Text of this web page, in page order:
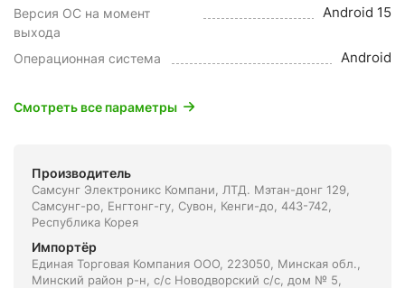
Версия ОС на момент
выхода
Android 15
Операционная система Android
Смотреть все параметры
Производитель
Самсунг Электроникс Компани, ЛТД. Мэтан-донг 129,
Самсунг-ро, Енгтонг-гу, Сувон, Кенги-до, 443-742,
Республика Корея
Импортёр
Единая Торговая Компания ООО, 223050, Минская обл.,
Минский район р-н, с/с Новодворский с/с, дом № 5,